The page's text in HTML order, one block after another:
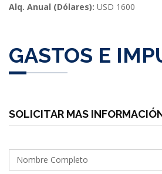
Alq. Anual (Dólares): USD 1600
GASTOS E
SOLICITAR MAS